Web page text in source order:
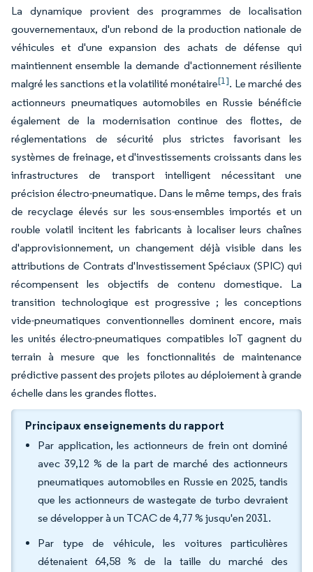
La dynamique provient des programmes de localisation
gouvernementaux, d'un rebond de la production nationale de
véhicules et d'une expansion des achats de défense qui
maintiennent ensemble la demande d'actionnement résiliente
malgré les sanctions et la volatilité monétaire[1]. Le marché des
actionneurs pneumatiques automobiles en Russie bénéficie
également de la modernisation continue des flottes, de
réglementations de sécurité plus strictes favorisant les
systèmes de freinage, et d'investissements croissants dans les
infrastructures de transport intelligent nécessitant une
précision électro-pneumatique. Dans le même temps, des frais
de recyclage élevés sur les sous-ensembles importés et un
rouble volatil incitent les fabricants à localiser leurs chaînes
d'approvisionnement, un changement déjà visible dans les
attributions de Contrats d'Investissement Spéciaux (SPIC) qui
récompensent les objectifs de contenu domestique. La
transition technologique est progressive ; les conceptions
vide-pneumatiques conventionnelles dominent encore, mais
les unités électro-pneumatiques compatibles IoT gagnent du
terrain à mesure que les fonctionnalités de maintenance
prédictive passent des projets pilotes au déploiement à grande
échelle dans les grandes flottes.
Principaux enseignements du rapport
Par application, les actionneurs de frein ont dominé
avec 39,12 % de la part de marché des actionneurs
pneumatiques automobiles en Russie en 2025, tandis
que les actionneurs de wastegate de turbo devraient
se développer à un TCAC de 4,77 % jusqu'en 2031.
Par type de véhicule, les voitures particulières
détenaient 64,58 % de la taille du marché des